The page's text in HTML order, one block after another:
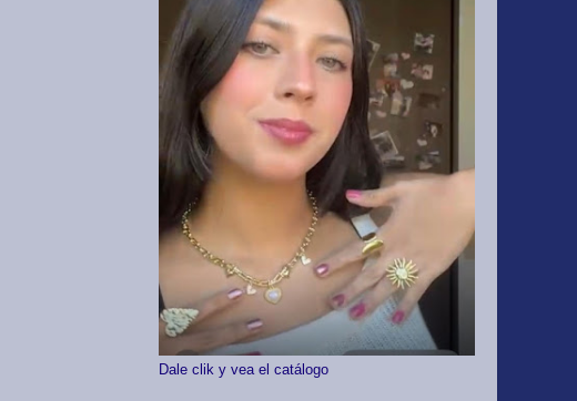
Dale clik y vea el catálogo